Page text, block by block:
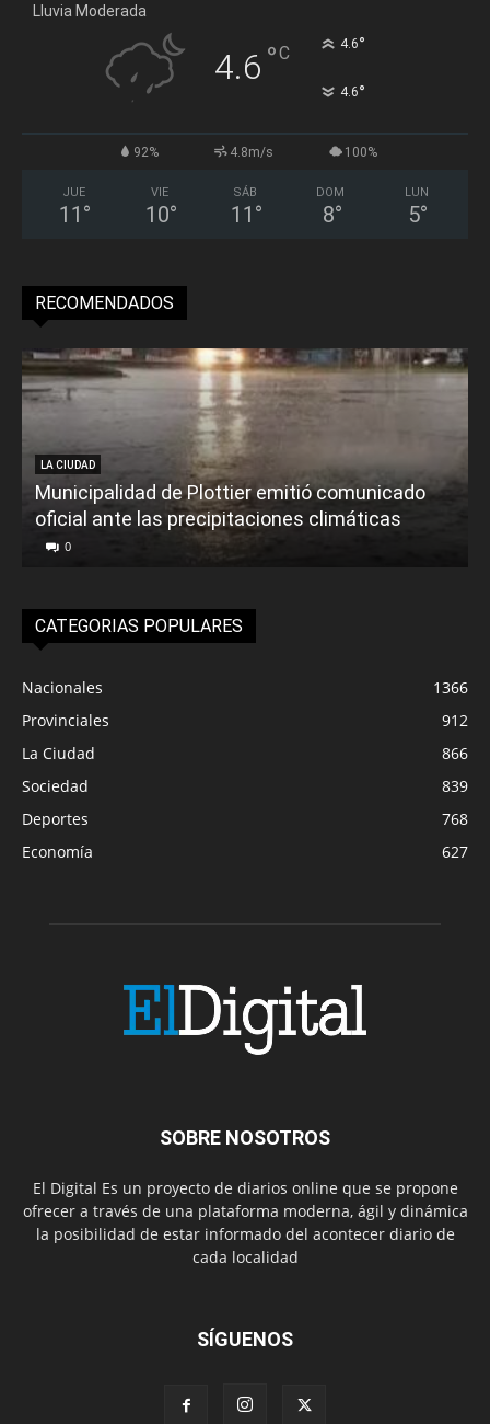
Lluvia Moderada
4.6 °C 4.6°
4.6°
92% 4.8m/s 100%
JUE
11 °
VIE
10°
SÁB
11 °
DOM
8°
LUN
5°
RECOMENDADOS
LA CIUDAD
Municipalidad de Plottier emitió comunicado
oficial ante las precipitaciones climáticas
0
CATEGORIAS POPULARES
Nacionales
1366
Provinciales
912
La Ciudad
866
Sociedad
839
Deportes
768
Economía
627
SOBRE NOSOTROS
El Digital Es un proyecto de diarios online que se propone
ofrecer a través de una plataforma moderna, ágil y dinámica
la posibilidad de estar informado del acontecer diario de
cada localidad
SÍGUENOS